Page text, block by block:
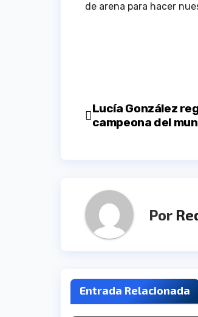
de arena para hacer
Navegación
Lucía González
campeona del
Por
Entrada Relacionada